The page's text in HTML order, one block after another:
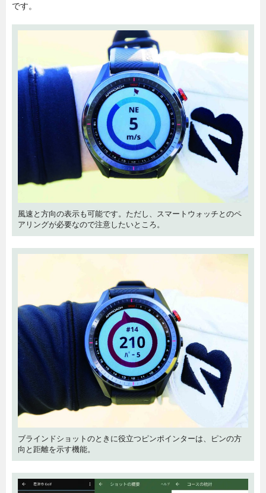
です。
風速と方向の表示も可能です。ただし、スマートウォッチとのペ
アリングが必要なので注意したいところ。
ブラインドショットのときに役立つピンポインターは、ピンの方
向と距離を示す機能。